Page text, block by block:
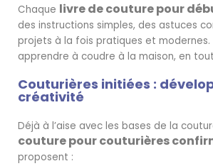
Chaque livre de couture pour
des instructions simples, des astuces
projets à la fois pratiques et modernes.
apprendre à coudre à la maison, en
Couturières initiées :
créativité
Déjà à l’aise avec les bases de la
couture pour couturières
proposent :